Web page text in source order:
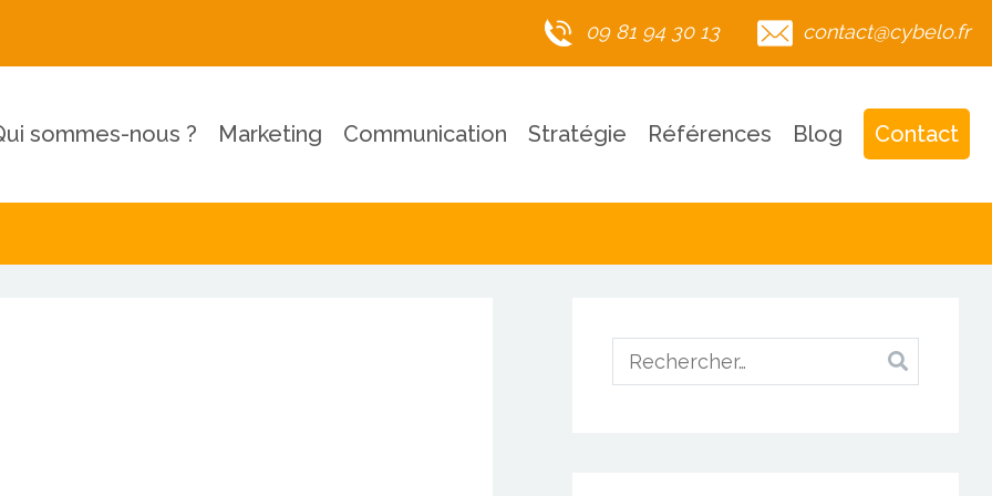
09 81 94 30 13 contact@cybelo.fr
sommes-nous ? Marketing Communication Stratégie Références Blog Contact
Rechercher :